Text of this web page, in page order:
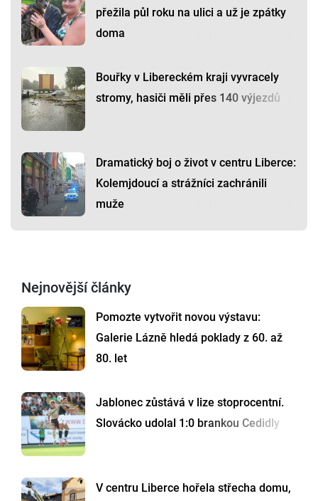
přežila půl roku na ulici a už je zpátky
doma
Bouřky v Libereckém kraji vyvracely
stromy, hasiči měli přes 140 výjezdů
Dramatický boj o život v centru Liberce:
Kolemjdoucí a strážníci zachránili
muže
Nejnovější články
Pomozte vytvořit novou výstavu:
Galerie Lázně hledá poklady z 60. až
80. let
Jablonec zůstává v lize stoprocentní.
Slovácko udolal 1:0 brankou Cedidly
V centru Liberce hořela střecha domu,